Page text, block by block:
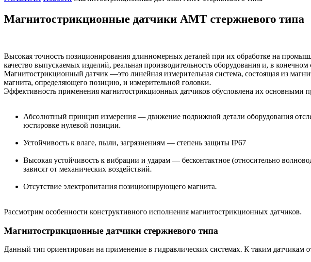
Магнитострикционные датчики AMT стержневого типа
Высокая точность позиционирования длинномерных деталей при их обработке на
качество выпускаемых изделий, реальная производительность оборудования и, в конечном
Магнитострикционный датчик —это линейная измерительная система, состоящая из
магнита, определяющего позицию, и измерительной головки.
Эффективность применения магнитострикционных датчиков обусловлена их основными
Абсолютный принцип измерения — движение подвижной детали оборудования
юстировке нулевой позиции.
Устойчивость к влаге, пыли, загрязнениям — степень защиты IP67
Высокая устойчивость к вибрации и ударам — бесконтактное (относительно
зависят от механических воздействий.
Отсутствие электропитания позиционирующего магнита.
Рассмотрим особенности конструктивного исполнения магнитострикционных датчиков.
Магнитострикционные датчики стержневого типа
Данный тип ориентирован на применение в гидравлических системах. К таким